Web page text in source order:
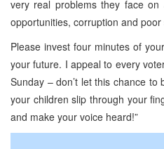
very real problems they face
opportunities, corruption and poor
Please invest four minutes of
your future. I appeal to every
Sunday – don’t let this chance
your children slip through your
and make your voice heard!”